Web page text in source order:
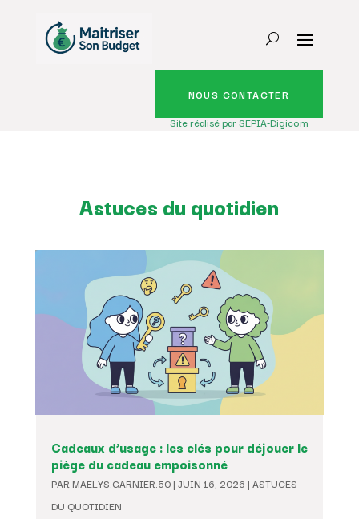
NOUS CONTACTER
Site réalisé par SEPIA-Digicom
Astuces du quotidien
Cadeaux d’usage : les clés pour déjouer le
piège du cadeau empoisonné
PAR MAELYS.GARNIER.50| JUIN 16, 2026 | ASTUCES
DU QUOTIDIEN